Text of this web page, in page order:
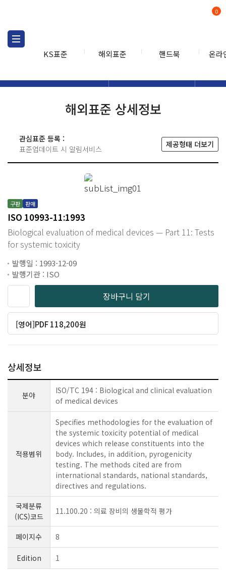
KS표준 해외표준 핸드북 온라
0
해외표준 상세정보
관심표준 등록 :
표준업데이트 시 알림서비스
제공형태 더보기
구판 판매
ISO 10993-11:1993
Biological evaluation of medical devices — Part 11: Tests
for systemic toxicity
발행일 : 1993-12-09
발행기관 : ISO
장바구니 담기
[영어]PDF 118,200원
상세정보
분야
ISO/TC 194 : Biological and clinical evaluation
of medical devices
적용범위
Specifies methodologies for the evaluation of
the systemic toxicity potential of medical
devices which release constituents into the
body. Includes, in addition, pyrogenicity
testing. The methods cited are from
international standards, national standards,
directives and regulations.
국제분류
(ICS)코드
11.100.20 : 의료 장비의 생물학적 평가
페이지수 8
Edition 1